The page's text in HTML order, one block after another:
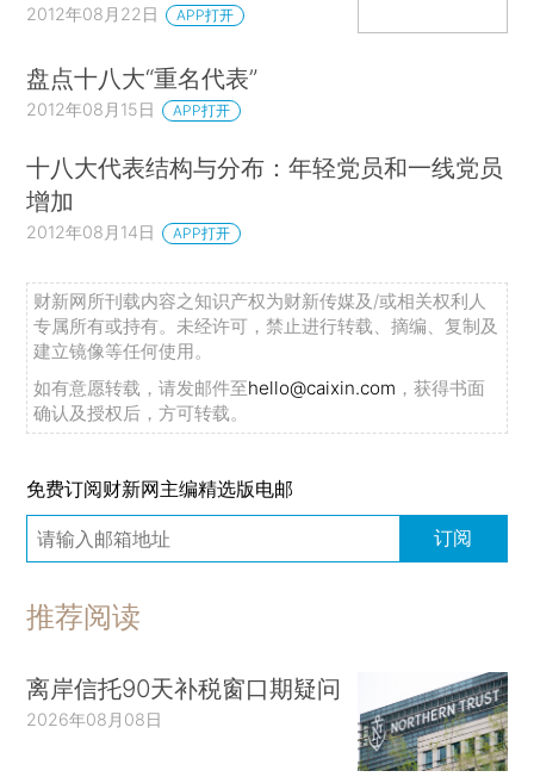
2012年08月22日 APP打开
盘点十八大“重名代表”
2012年08月15日 APP打开
十八大代表结构与分布：年轻党员和一线党员
增加
2012年08月14日 APP打开
财新网所刊载内容之知识产权为财新传媒及/或相关权利人
专属所有或持有。未经许可，禁止进行转载、摘编、复制及
建立镜像等任何使用。
如有意愿转载，请发邮件至hello@caixin.com ，获得书面
确认及授权后，方可转载。
免费订阅财新网主编精选版电邮
订阅
推荐阅读
离岸信托90天补税窗口期疑问
2026年08月08日